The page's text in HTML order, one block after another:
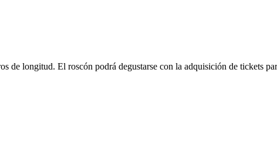
de longitud. El roscón podrá degustarse con la adquisición de tickets